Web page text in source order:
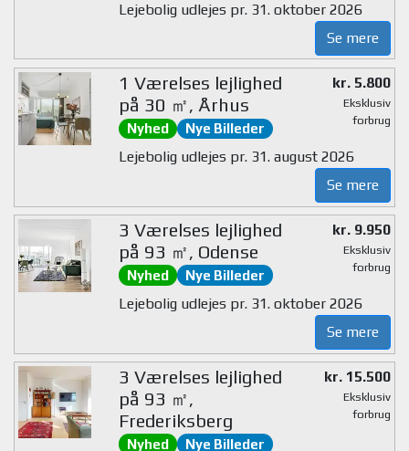
Lejebolig udlejes pr. 31. oktober 2026
Se mere
1 Værelses lejlighed
på 30 ㎡, Århus
Nyhed Nye Billeder
kr. 5.800
Eksklusiv
forbrug
Lejebolig udlejes pr. 31. august 2026
Se mere
3 Værelses lejlighed
på 93 ㎡, Odense
Nyhed Nye Billeder
kr. 9.950
Eksklusiv
forbrug
Lejebolig udlejes pr. 31. oktober 2026
Se mere
3 Værelses lejlighed
på 93 ㎡,
Frederiksberg
Nyhed Nye Billeder
kr. 15.500
Eksklusiv
forbrug